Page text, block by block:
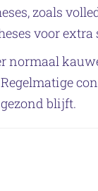
zoals
voor extra
normaal
blijft.